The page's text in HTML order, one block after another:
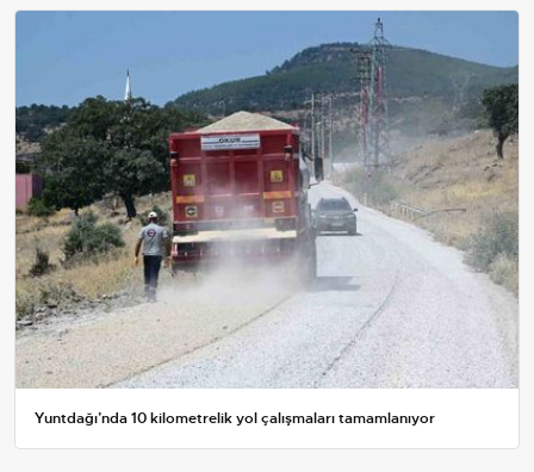
Yuntdağı’nda 10 kilometrelik yol çalışmaları tamamlanıyor